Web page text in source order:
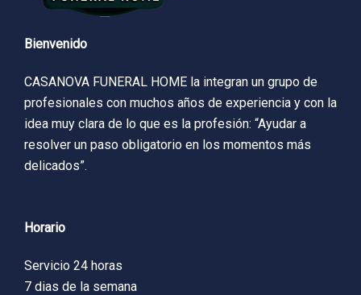
Bienvenido
CASANOVA FUNERAL HOME la integran un grupo de
profesionales con muchos años de experiencia y con la
idea muy clara de lo que es la profesión: “Ayudar a
resolver un paso obligatorio en los momentos más
delicados”.
Horario
Servicio 24 horas
7 dias de la semana